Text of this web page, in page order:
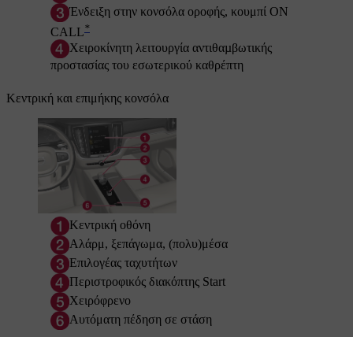
Ένδειξη στην κονσόλα οροφής, κουμπί ON
CALL*
Χειροκίνητη λειτουργία αντιθαµβωτικής
προστασίας του εσωτερικού καθρέπτη
Κεντρική και επιμήκης κονσόλα
Κεντρική οθόνη
Αλάρμ, ξεπάγωμα, (πολυ)μέσα
Επιλογέας ταχυτήτων
Περιστροφικός διακόπτης Start
Χειρόφρενο
Αυτόματη πέδηση σε στάση